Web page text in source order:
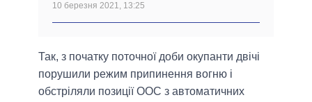
10 березня 2021, 13:25
Так, з початку поточної доби окупанти двічі
порушили режим припинення вогню і
обстріляли позиції ООС з автоматичних